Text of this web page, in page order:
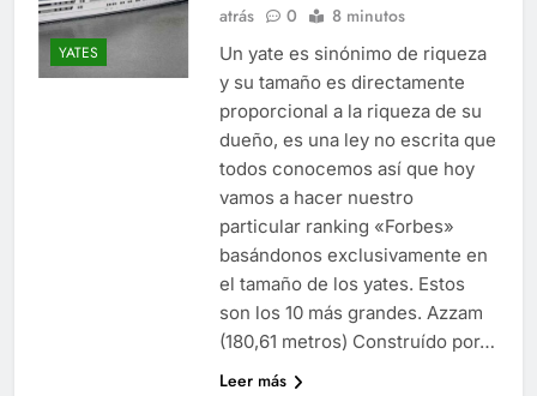
YATES
atrás
0 8 minutos
Un yate es sinónimo de riqueza
y su tamaño es directamente
proporcional a la riqueza de su
dueño, es una ley no escrita que
todos conocemos así que hoy
vamos a hacer nuestro
particular ranking «Forbes»
basándonos exclusivamente en
el tamaño de los yates. Estos
son los 10 más grandes. Azzam
(180,61 metros) Construído por…
Leer más